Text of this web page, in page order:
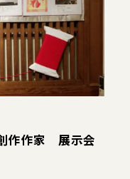
作作家 展示会